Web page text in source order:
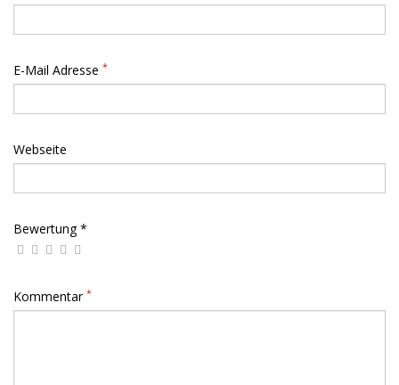
E-Mail Adresse *
Webseite
Bewertung *
Kommentar *